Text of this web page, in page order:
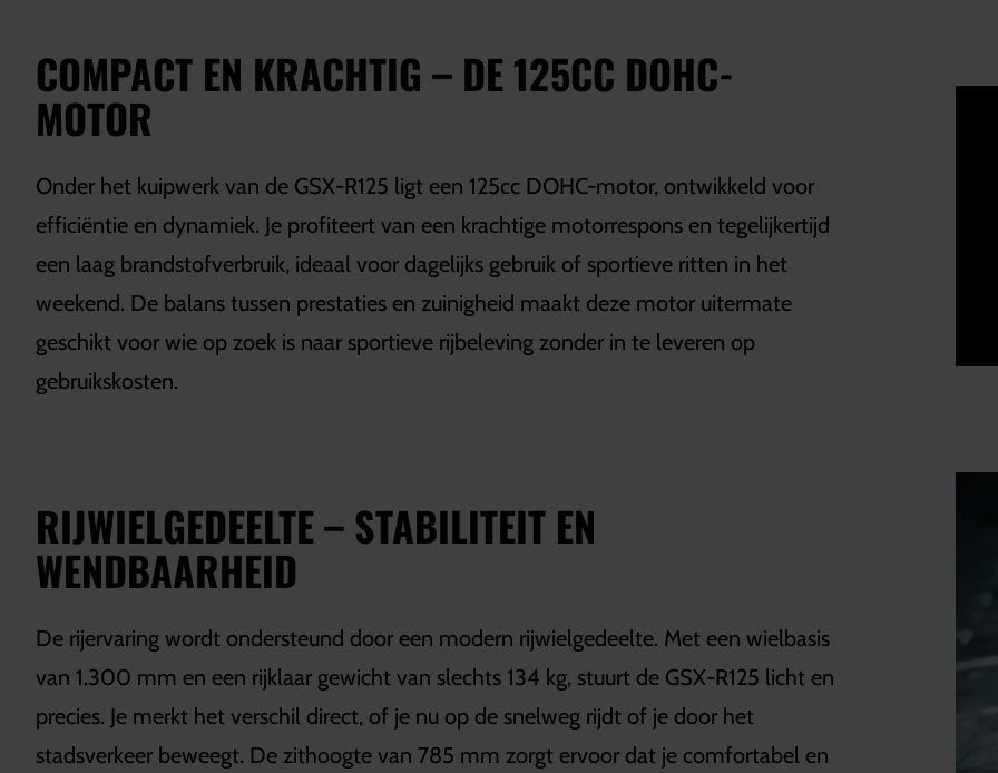
COMPACT EN KRACHTIG – DE 125CC DOHC-
MOTOR
Onder het kuipwerk van de GSX-R125 ligt een 125cc DOHC-motor, ontwikkeld voor
efficiëntie en dynamiek. Je profiteert van een krachtige motorrespons en tegelijkertijd
een laag brandstofverbruik, ideaal voor dagelijks gebruik of sportieve ritten in het
weekend. De balans tussen prestaties en zuinigheid maakt deze motor uitermate
geschikt voor wie op zoek is naar sportieve rijbeleving zonder in te leveren op
gebruikskosten.
RIJWIELGEDEELTE – STABILITEIT EN
WENDBAARHEID
De rijervaring wordt ondersteund door een modern rijwielgedeelte. Met een wielbasis
van 1.300 mm en een rijklaar gewicht van slechts 134 kg, stuurt de GSX-R125 licht en
precies. Je merkt het verschil direct, of je nu op de snelweg rijdt of je door het
stadsverkeer beweegt. De zithoogte van 785 mm zorgt ervoor dat je comfortabel en